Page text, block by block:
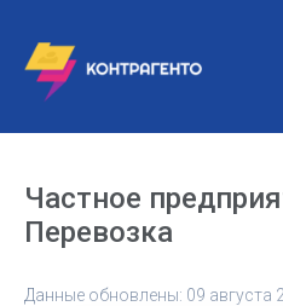
Частное
Перевозка
Данные обновлены: 09 августа